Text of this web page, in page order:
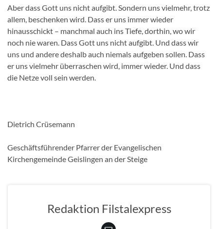
Aber dass Gott uns nicht aufgibt. Sondern uns vielmehr, trotz
allem, beschenken wird. Dass er uns immer wieder
hinausschickt – manchmal auch ins Tiefe, dorthin, wo wir
noch nie waren. Dass Gott uns nicht aufgibt. Und dass wir
uns und andere deshalb auch niemals aufgeben sollen. Dass
er uns vielmehr überraschen wird, immer wieder. Und dass
die Netze voll sein werden.
Dietrich Crüsemann
Geschäftsführender Pfarrer der Evangelischen
Kirchengemeinde Geislingen an der Steige
Redaktion Filstalexpress